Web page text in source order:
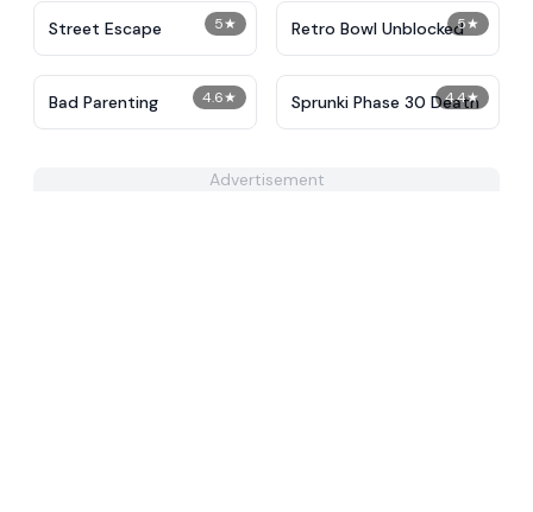
5★
Street Escape 5★
Retro Bowl Unblocked
4.6★
Bad Parenting 4.4★
Sprunki Phase 30 Death
Advertisement